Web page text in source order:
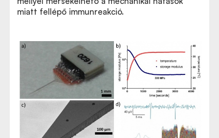
miatt fellépő immunreakció.